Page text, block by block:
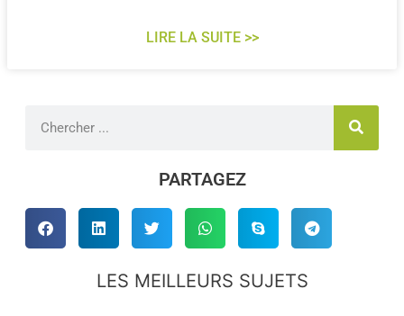
LIRE LA SUITE >>
Rechercher
PARTAGEZ
LES MEILLEURS SUJETS